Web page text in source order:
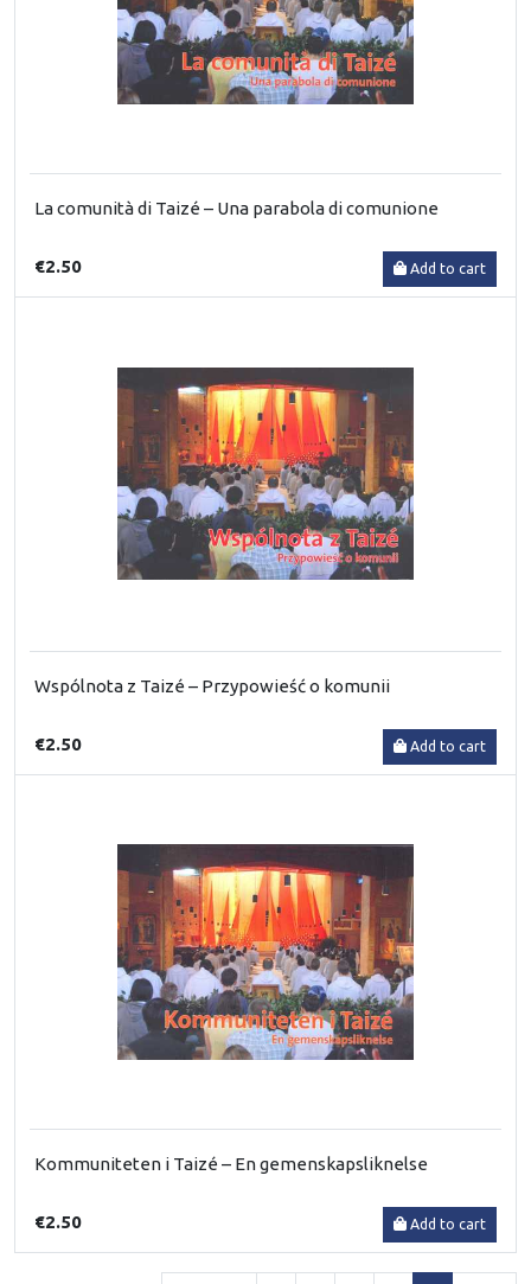
La comunità di Taizé – Una parabola di comunione
€2.50 Add to cart
Wspólnota z Taizé – Przypowieść o komunii
€2.50 Add to cart
Kommuniteten i Taizé – En gemenskapsliknelse
€2.50 Add to cart